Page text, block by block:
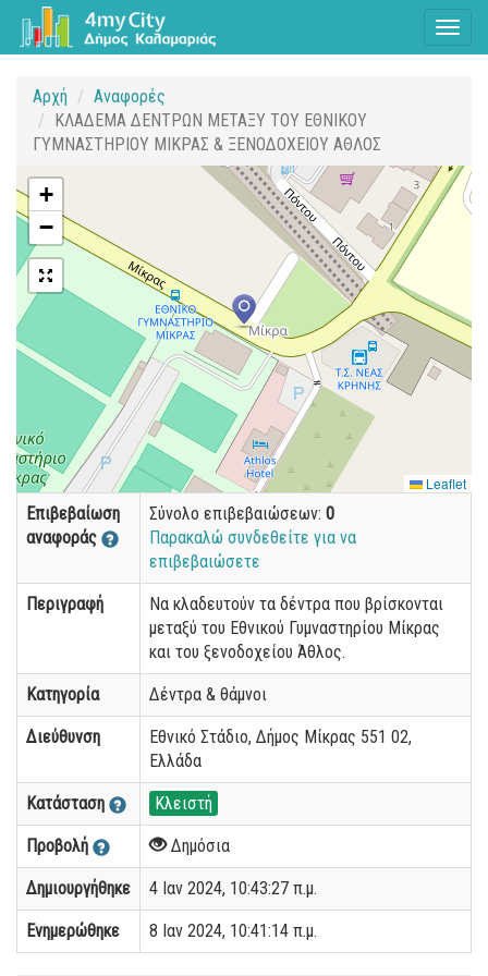
Αρχή
Αναφορές
ΚΛΑΔΕΜΑ ΔΕΝΤΡΩΝ ΜΕΤΑΞΥ ΤΟΥ ΕΘΝΙΚΟΥ
ΓΥΜΝΑΣΤΗΡΙΟΥ ΜΙΚΡΑΣ & ΞΕΝΟΔΟΧΕΙΟΥ ΑΘΛΟΣ
+
−
Leaflet
Επιβεβαίωση
αναφοράς
Σύνολο επιβεβαιώσεων: 0
Παρακαλώ συνδεθείτε για να
επιβεβαιώσετε
Περιγραφή
Να κλαδευτούν τα δέντρα που βρίσκονται
μεταξύ του Εθνικού Γυμναστηρίου Μίκρας
και του ξενοδοχείου Άθλος.
Κατηγορία Δέντρα & θάμνοι
Διεύθυνση
Εθνικό Στάδιο, Δήμος Μίκρας 551 02,
Ελλάδα
Κατάσταση Κλειστή
Προβολή Δημόσια
Δημιουργήθηκε 4 Ιαν 2024, 10:43:27 π.μ.
Ενημερώθηκε 8 Ιαν 2024, 10:41:14 π.μ.